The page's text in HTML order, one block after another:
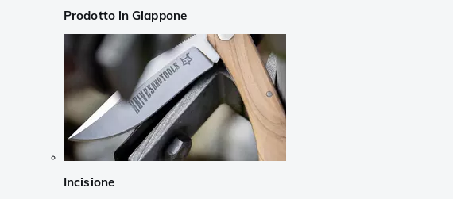
Prodotto in Giappone
Incisione